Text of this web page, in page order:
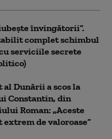
învingătorii”.
complet schimbul
serviciile secrete
Dunării a scos la
Constantin, din
Roman: „Aceste
extrem de valoroase”